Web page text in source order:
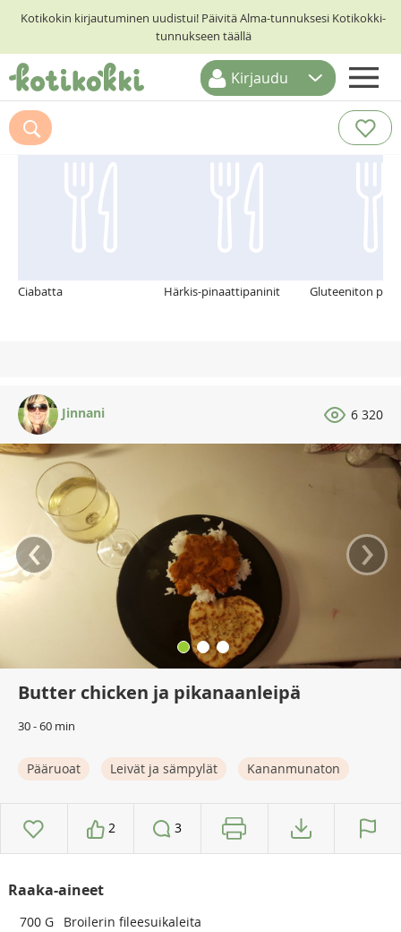
Kotikokin kirjautuminen uudistui! Päivitä Alma-tunnuksesi Kotikokki-
tunnukseen täällä
ETUSIVU
RESEPTIHAKU
Kirjaudu
Suosittelemme myös
Ciabatta Härkis-pinaattipaninit Gluteeniton
Jinnani 6 320
‹ ›
Butter chicken ja pikanaanleipä
30 - 60 min
Pääruoat Leivät ja sämpylät Kananmunaton
2 3
Raaka-aineet
700 G
Broilerin fileesuikaleita